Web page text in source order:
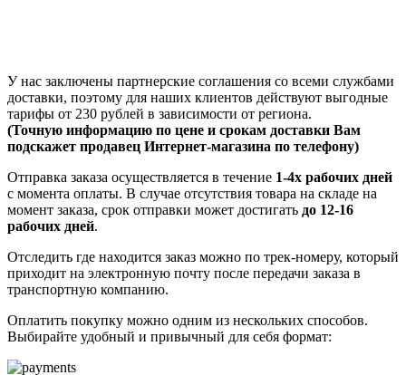
У нас заключены партнерские соглашения со всеми службами
доставки, поэтому для наших клиентов действуют выгодные
тарифы от 230 рублей в зависимости от региона.
(Точную информацию по цене и срокам доставки Вам
подскажет продавец Интернет-магазина по телефону)
Отправка заказа осуществляется в течение 1-4х рабочих дней
с момента оплаты. В случае отсутствия товара на складе на
момент заказа, срок отправки может достигать до 12-16
рабочих дней.
Отследить где находится заказ можно по трек-номеру, который
приходит на электронную почту после передачи заказа в
транспортную компанию.
Оплатить покупку можно одним из нескольких способов.
Выбирайте удобный и привычный для себя формат: